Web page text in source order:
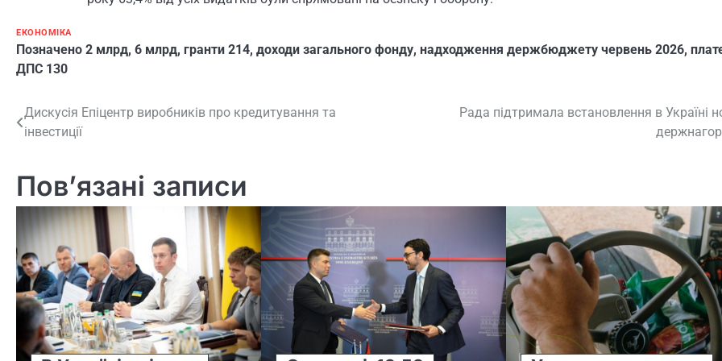
ЕКОНОМІКА
Позначено 2 млрд, 6 млрд, гранти 214, доходи загального фонду, надходження держбюджету червень 2026,
ДПС 130
Навігація
записів
Дискусія Епіцентр виробників про кредитування та
інвестиції
Рада підтримала встановлення в Україні
Пов’язані записи